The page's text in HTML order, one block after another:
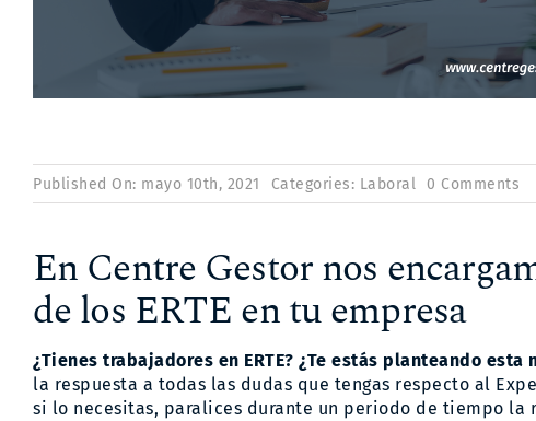
Published On: mayo 10th, 2021 Categories: Laboral 0 Comments
en
En Centre Gestor nos
de los ERTE en tu empresa
¿Tienes trabajadores en ERTE? ¿Te estás planteando
la respuesta a todas las dudas que tengas respecto al
si lo necesitas, paralices durante un periodo de tiempo la